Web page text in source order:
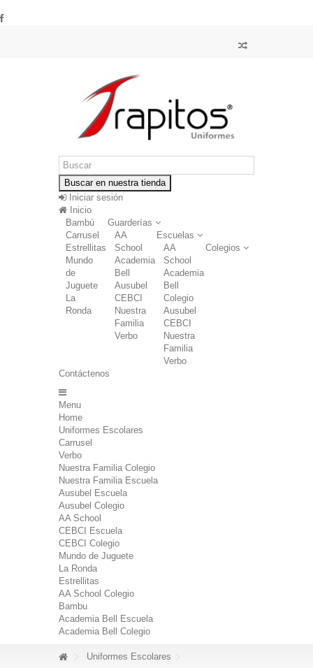
Buscar en nuestra tienda
Iniciar sesión
Inicio
Guarderías
Bambú
Carrusel
Estrellitas
Mundo
de
Juguete
La
Ronda
Escuelas
AA
School
Academia
Bell
Ausubel
CEBCI
Nuestra
Familia
Verbo
Colegios
AA
School
Academia
Bell
Colegio
Ausubel
CEBCI
Nuestra
Familia
Verbo
Contáctenos
Menu
Home
Uniformes Escolares
Carrusel
Verbo
Nuestra Familia Colegio
Nuestra Familia Escuela
Ausubel Escuela
Ausubel Colegio
AA School
CEBCI Escuela
CEBCI Colegio
Mundo de Juguete
La Ronda
Estrellitas
AA School Colegio
Bambu
Academia Bell Escuela
Academia Bell Colegio
Uniformes Escolares